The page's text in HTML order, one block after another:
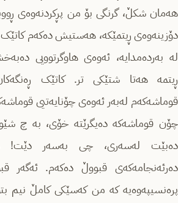
هەمان شکڵ، گرنگی بۆ من پڕکردنەوەی
دۆزینەوەی ڕیتمێکە، هەستیش دەکەم کاتێک
لە بەردەمدایە، ئەوەی هاوگرتوویی
ڕیتمە هەتا شتێكی تر. کاتێک
قوماشەکەم لەبەر ئەوەی چۆنایەتیی
چۆن قوماشەکە دەیگرێتە خۆی، بە چ
دەبێت لەسەری، چی بەسەر دێت!
دەرئەنجامەکەی قبووڵ دەکەم. ئەگەر
پرەنسیپەوەیە کە من کەسێکی کامڵ نیم